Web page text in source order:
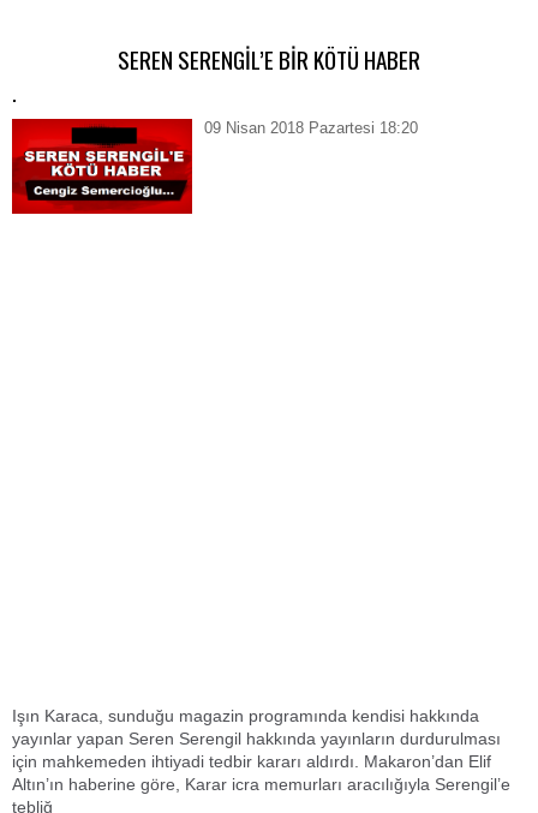
SEREN SERENGİL’E BİR KÖTÜ HABER
.
09 Nisan 2018 Pazartesi 18:20
Işın Karaca, sunduğu magazin programında kendisi hakkında
yayınlar yapan Seren Serengil hakkında yayınların durdurulması
için mahkemeden ihtiyadi tedbir kararı aldırdı. Makaron’dan Elif
Altın’ın haberine göre, Karar icra memurları aracılığıyla Serengil’e
tebliğ